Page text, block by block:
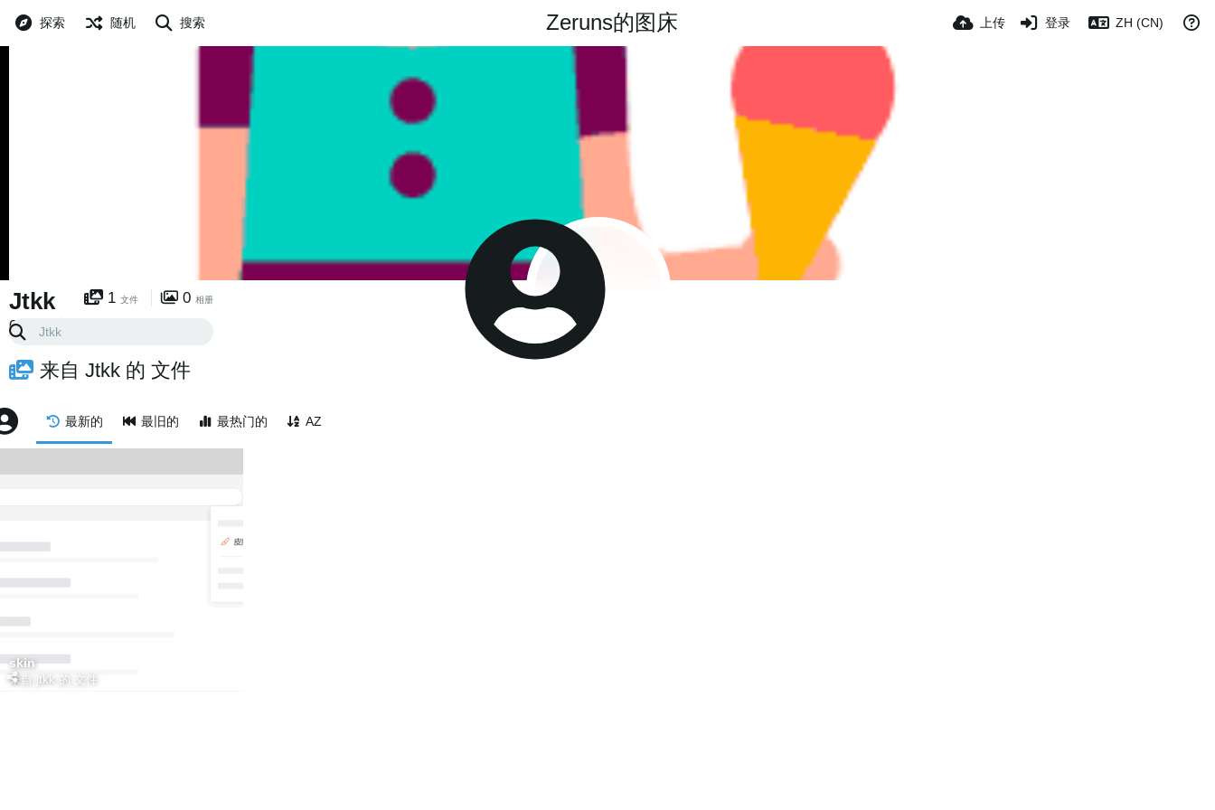
Zeruns的图床
探索 随机 搜索 上传 登录 ZH (CN)
Jtkk
0 已关注
1 文件 0 相册
来自 Jtkk 的 文件
最新的 最旧的 最热门的 AZ
skin
来自 jtkk 的 文件